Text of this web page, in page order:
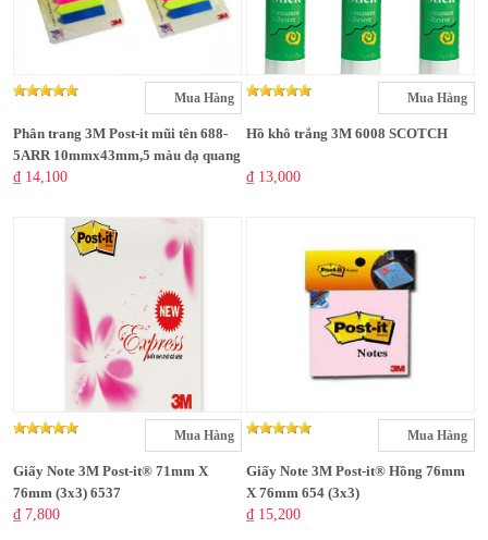
Mua Hàng
Phân trang 3M Post-it mũi tên 688-
5ARR 10mmx43mm,5 màu dạ quang
₫ 14,100
Mua Hàng
Hồ khô trắng 3M 6008 SCOTCH
₫ 13,000
Mua Hàng
Giấy Note 3M Post-it® 71mm X
76mm (3x3) 6537
₫ 7,800
Mua Hàng
Giấy Note 3M Post-it® Hồng 76mm
X 76mm 654 (3x3)
₫ 15,200